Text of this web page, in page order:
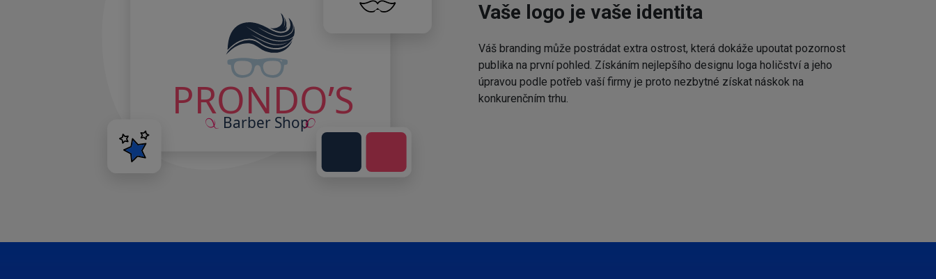
Vaše logo je vaše identita
Váš branding může postrádat extra ostrost, která dokáže upoutat pozornost
publika na první pohled. Získáním nejlepšího designu loga holičství a jeho
úpravou podle potřeb vaší firmy je proto nezbytné získat náskok na
konkurenčním trhu.